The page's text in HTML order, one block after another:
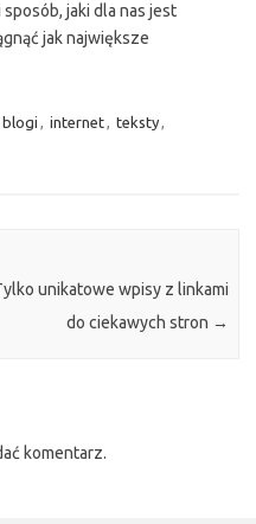
jaki dla nas jest
jak największe
blogi , internet, teksty,
unikatowe wpisy z linkami
do ciekawych stron →
komentarz.